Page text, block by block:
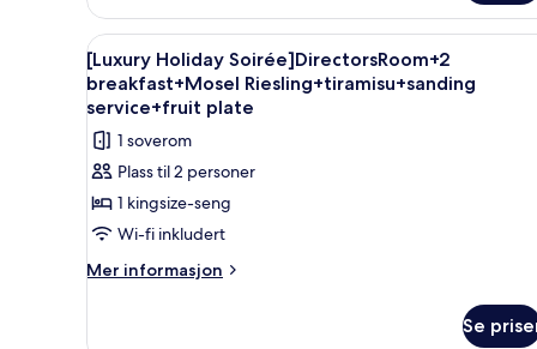
Double
Room
Åpne
alle
bildene
av
[Luxury
Holiday
Soirée]DirectorsRoom+2
breakfast+Mosel
Riesling+tiramisu+sanding
Minibar (inkludert), safe på
8
[Luxury Holiday Soirée]DirectorsRoom+2
breakfast+Mosel Riesling+tiramisu+sanding
service+fruit plate
1 soverom
Plass til 2 personer
1 kingsize-seng
Wi-fi inkludert
Mer informasjon
Mer
Se